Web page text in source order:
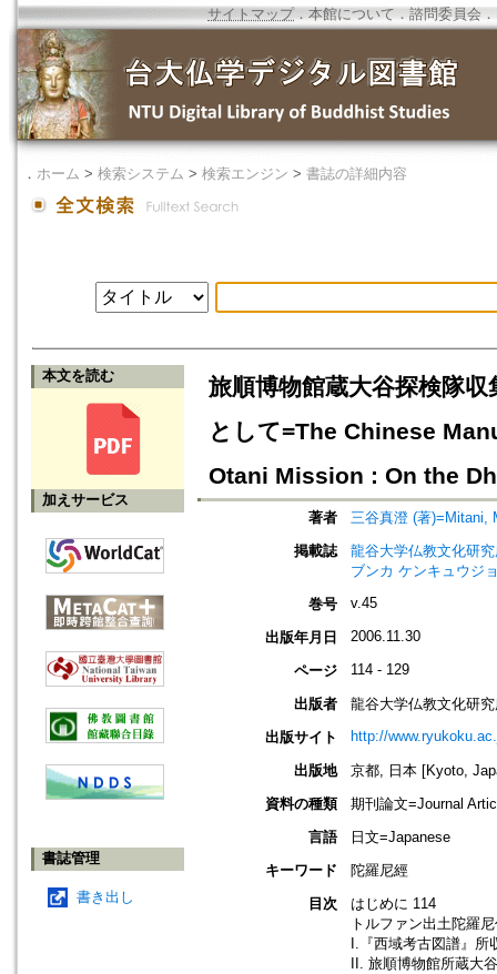
サイトマップ．本館について ． 諮問委員会 ．
． ホーム > 検索システム > 検索エンジン > 書誌の詳細内容
本文を読む
加えサービス
書誌管理
書き出し
旅順博物館蔵大谷探検隊
として=The Chinese
Otani Mission : On the
著者
三谷真澄 (著)=Mitani,
掲載誌
龍谷大学仏教文化研
ブンカ ケンキュウジ
巻号
v.45
出版年月日 2006.11.30
ページ 114 - 129
出版者
龍谷大学仏教文化研
出版サイト
http://
出版地
京都, 日本 [Kyoto,
資料の種類
期刊論文=Journal
言語
日文=Japanese
キーワード
陀羅尼經
目次
はじめに 114
トルファン出土陀羅
I.『西域考古図譜』
II. 旅順博物館所蔵大